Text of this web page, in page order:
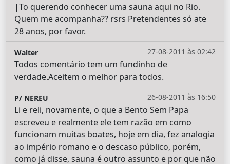
|To querendo conhecer uma sauna aqui no Rio.
Quem me acompanha?? rsrs Pretendentes só ate
28 anos, por favor.
27-08-2011 às 02:42
Walter
Todos comentário tem um fundinho de
verdade.Aceitem o melhor para todos.
26-08-2011 às 16:50
P/ NEREU
Li e reli, novamente, o que a Bento Sem Papa
escreveu e realmente ele tem razão em como
funcionam muitas boates, hoje em dia, fez analogia
ao império romano e o descaso público, porém,
como já disse, sauna é outro assunto e por que não